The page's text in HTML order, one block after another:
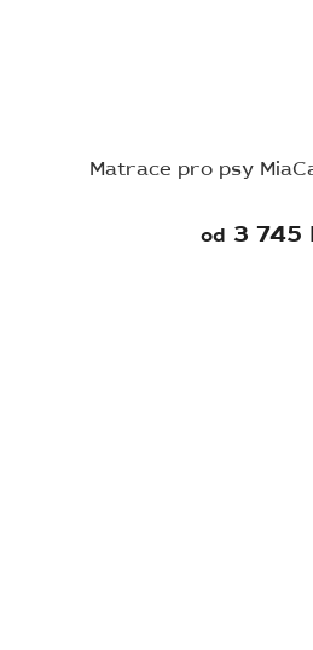
Matrace pro psy
od 3 745